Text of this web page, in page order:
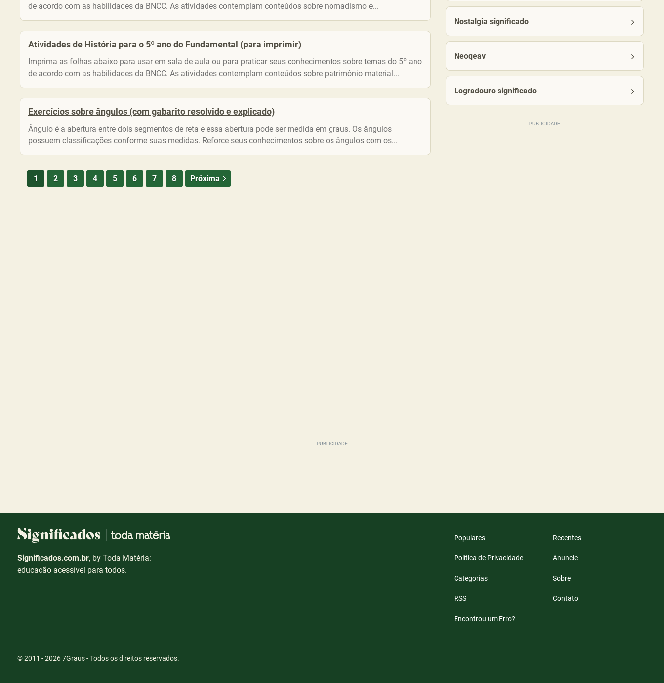
de acordo com as habilidades da BNCC. As atividades contemplam conteúdos sobre nomadismo e...
Atividades de História para o 5º ano do Fundamental (para imprimir)
Imprima as folhas abaixo para usar em sala de aula ou para praticar seus conhecimentos sobre temas do 5º ano
de acordo com as habilidades da BNCC. As atividades contemplam conteúdos sobre patrimônio material...
Exercícios sobre ângulos (com gabarito resolvido e explicado)
Ângulo é a abertura entre dois segmentos de reta e essa abertura pode ser medida em graus. Os ângulos
possuem classificações conforme suas medidas. Reforce seus conhecimentos sobre os ângulos com os...
1 2 3 4 5 6 7 8 Próxima
Nostalgia significado
Neoqeav
Logradouro significado
Significados.com.br, by Toda Matéria:
educação acessível para todos.
Populares Recentes
Política de Privacidade Anuncie
Categorias Sobre
RSS Contato
Encontrou um Erro?
© 2011 - 20267Graus- Todos os direitos reservados.